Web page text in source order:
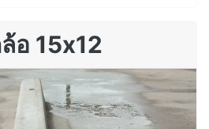
อ 15x12